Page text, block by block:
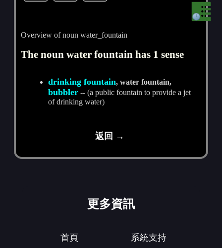
Overview of noun water_fountain
The noun water fountain has 1 sense
drinking fountain, water fountain,
bubbler -- (a public fountain to provide a jet
of drinking water)
返回 →
更多資訊
首頁 系統支持